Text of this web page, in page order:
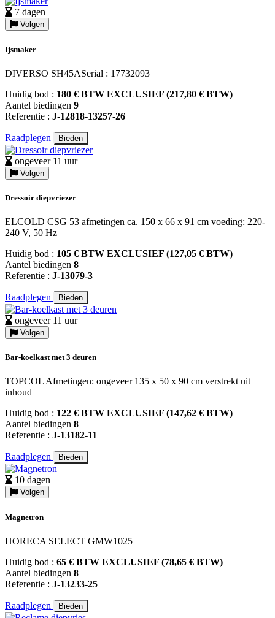
7 dagen
Volgen
Ijsmaker
DIVERSO SH45ASerial : 17732093
Huidig bod : 180 € BTW EXCLUSIEF (217,80 € BTW)
Aantel biedingen 9
Referentie : J-12818-13257-26
Raadplegen Bieden
ongeveer 11 uur
Volgen
Dressoir diepvriezer
ELCOLD CSG 53 afmetingen ca. 150 x 66 x 91 cm voeding: 220-
240 V, 50 Hz
Huidig bod : 105 € BTW EXCLUSIEF (127,05 € BTW)
Aantel biedingen 8
Referentie : J-13079-3
Raadplegen Bieden
ongeveer 11 uur
Volgen
Bar-koelkast met 3 deuren
TOPCOL Afmetingen: ongeveer 135 x 50 x 90 cm verstrekt uit
inhoud
Huidig bod : 122 € BTW EXCLUSIEF (147,62 € BTW)
Aantel biedingen 8
Referentie : J-13182-11
Raadplegen Bieden
10 dagen
Volgen
Magnetron
HORECA SELECT GMW1025
Huidig bod : 65 € BTW EXCLUSIEF (78,65 € BTW)
Aantel biedingen 8
Referentie : J-13233-25
Raadplegen Bieden